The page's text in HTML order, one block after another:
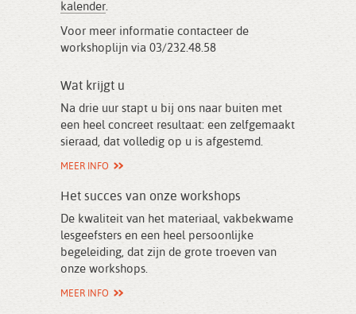
kalender.
Voor meer informatie contacteer de
workshoplijn via 03/232.48.58
Wat krijgt u
Na drie uur stapt u bij ons naar buiten met
een heel concreet resultaat: een zelfgemaakt
sieraad, dat volledig op u is afgestemd.
MEER INFO
Het succes van onze workshops
De kwaliteit van het materiaal, vakbekwame
lesgeefsters en een heel persoonlijke
begeleiding, dat zijn de grote troeven van
onze workshops.
MEER INFO